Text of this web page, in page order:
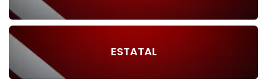
ESTATAL